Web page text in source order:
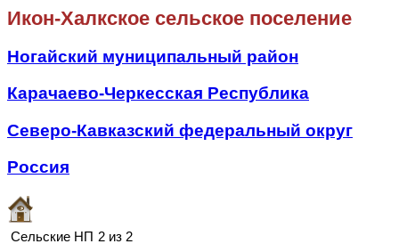
Икон-Халкское сельское поселение
Ногайский муниципальный район
Карачаево-Черкесская Республика
Северо-Кавказский федеральный округ
Россия
Сельские НП 2 из 2